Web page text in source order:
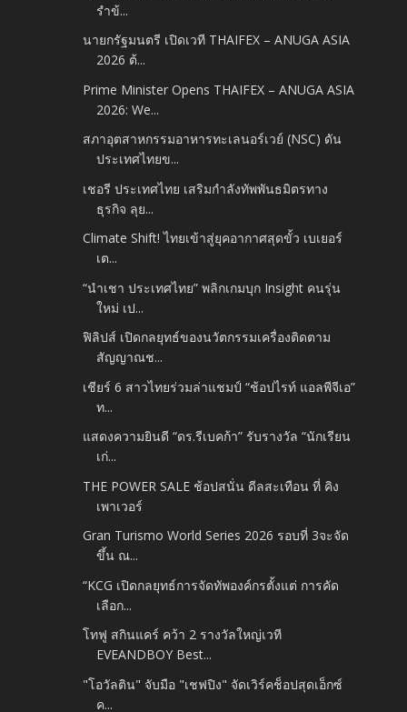
รำข้...
นายกรัฐมนตรี เปิดเวที THAIFEX – ANUGA ASIA
2026 ต้...
Prime Minister Opens THAIFEX – ANUGA ASIA
2026: We...
สภาอุตสาหกรรมอาหารทะเลนอร์เวย์ (NSC) ดัน
ประเทศไทยข...
เชอรี ประเทศไทย เสริมกำลังทัพพันธมิตรทาง
ธุรกิจ ลุย...
Climate Shift! ไทยเข้าสู่ยุคอากาศสุดขั้ว เบเยอร์
เต...
“นำเชา ประเทศไทย” พลิกเกมบุก Insight คนรุ่น
ใหม่ เป...
ฟิลิปส์ เปิดกลยุทธ์ของนวัตกรรมเครื่องติดตาม
สัญญาณช...
เชียร์ 6 สาวไทยร่วมล่าแชมป์ “ช้อปไรท์ แอลพีจีเอ”
ท...
แสดงความยินดี “ดร.รีเบคก้า” รับรางวัล “นักเรียน
เก่...
THE POWER SALE ช้อปสนั่น ดีลสะเทือน ที่ คิง
เพาเวอร์
Gran Turismo World Series 2026 รอบที่ 3จะจัด
ขึ้น ณ...
“KCG เปิดกลยุทธ์การจัดทัพองค์กรตั้งแต่ การคัด
เลือก...
โทฟู สกินแคร์ คว้า 2 รางวัลใหญ่เวที
EVEANDBOY Best...
"โอวัลติน" จับมือ "เชฟปิง" จัดเวิร์คช็อปสุดเอ็กซ์
ค...